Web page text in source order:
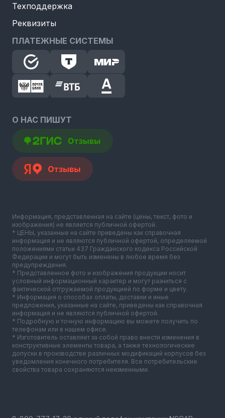
Техподдержка
Реквизиты
ПЛАТЕЖНЫЕ СИСТЕМЫ
О НАС ПИШУТ
Информация, представленная на сайте (цены, текст, фото и
изображения) не является публичной офертой.
* ЦЕНЫ, указанные на сайте приведены как справочная
информация и не являются публичной офертой, определяемой
положениями статьи 437 Гражданского кодекса Российской
Федерации и могут быть изменены в любое время без
предупреждения.
* Представленное фото и изображения продукции носит
условный информационный характер и могут разниться с
фактической отгружаемой продукцией по форме и цвету.
* Информация о способах оплаты, доставки и иные
предложения, указанные на сайте, приведены как справочная
информация и не являются публичной офертой.
* Подробную и точную информацию вы можете получить по
телефонам или в нашем офисе.
* Изготовитель оставляет за собой право внести изменения в
конструктивные элементы товара, а также технологические
допуски в производстве различных модификаций корпусов без
уведомления конечного потребителя. Все потребительские
свойства товара сохраняются неизменными.